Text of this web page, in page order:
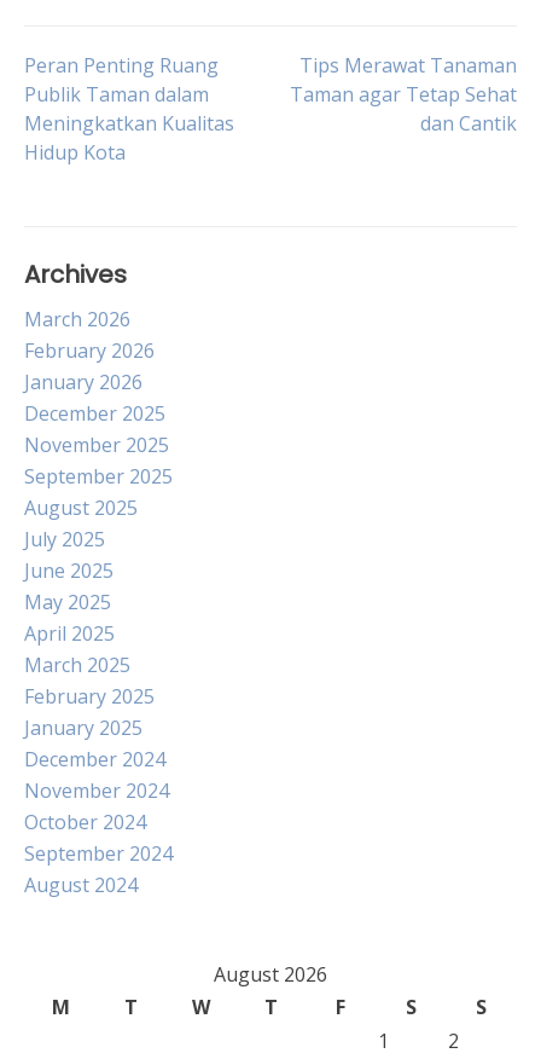
Post
navigation
Peran Penting Ruang
Publik Taman dalam
Meningkatkan Kualitas
Hidup Kota
Tips Merawat Tanaman
Taman agar Tetap Sehat
dan Cantik
Archives
March 2026
February 2026
January 2026
December 2025
November 2025
September 2025
August 2025
July 2025
June 2025
May 2025
April 2025
March 2025
February 2025
January 2025
December 2024
November 2024
October 2024
September 2024
August 2024
August 2026
M
T W T F S
S
1
2